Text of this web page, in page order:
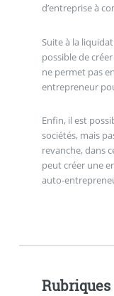
d’entreprise à
Suite à la
possible de
ne permet pas
entrepreneur
Enfin, il est
sociétés, mais
revanche, dans
peut créer une
auto-
Rubriques